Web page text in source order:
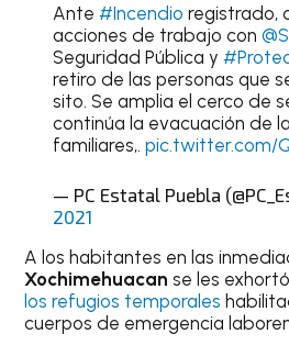
Ante #Incendio registrado,
acciones de trabajo con
Seguridad Pública y
retiro de las personas que
sito. Se amplia el cerco de
continúa la evacuación de
familiares,. pic.twitter.com/
— PC Estatal Puebla
2021
A los habitantes en las
Xochimehuacan se les
los refugios temporales
cuerpos de emergencia